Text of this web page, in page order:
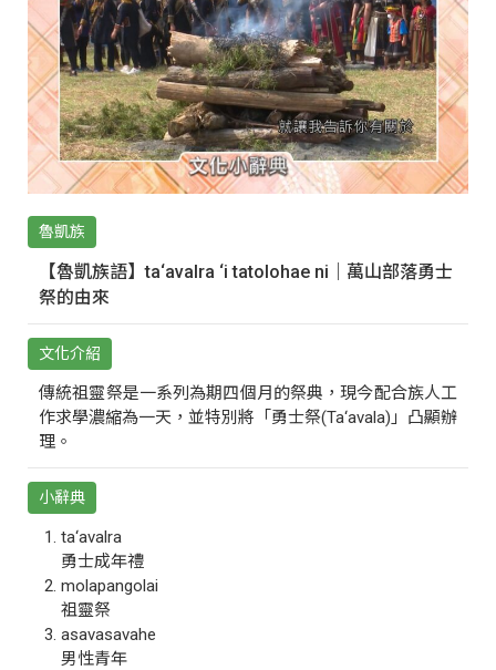
魯凱族
【魯凱族語】ta‘avalra ‘i tatolohae ni｜萬山部落勇士
祭的由來
文化介紹
傳統祖靈祭是一系列為期四個月的祭典，現今配合族人工
作求學濃縮為一天，並特別將「勇士祭(Ta‘avala)」凸顯辦
理。
小辭典
ta‘avalra
勇士成年禮
molapangolai
祖靈祭
asavasavahe
男性青年